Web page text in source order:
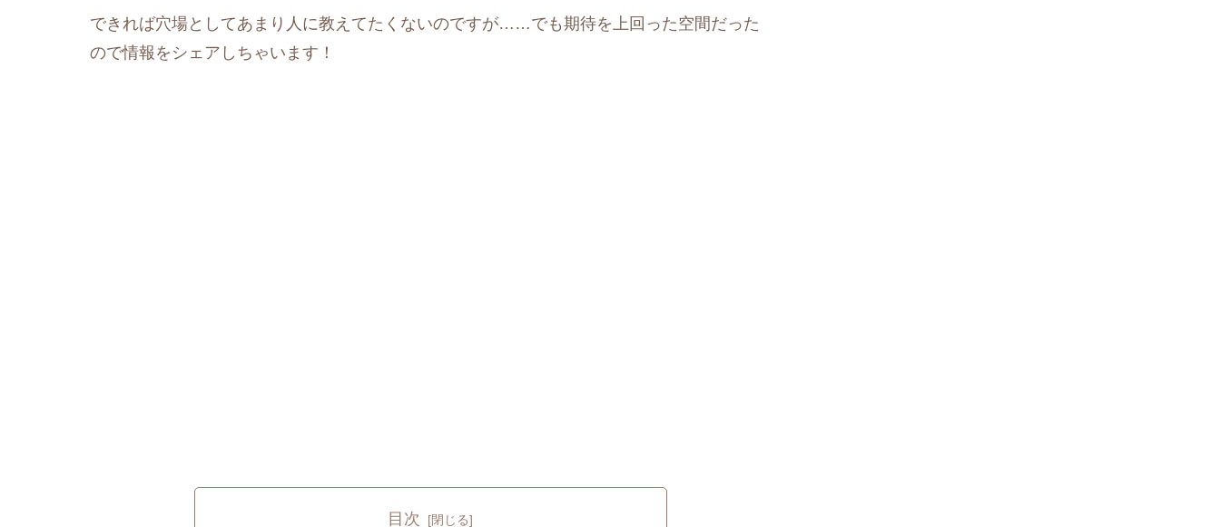
できれば穴場としてあまり人に教えてたくないのですが……でも期待を上回った空間だった
ので情報をシェアしちゃいます！
目次